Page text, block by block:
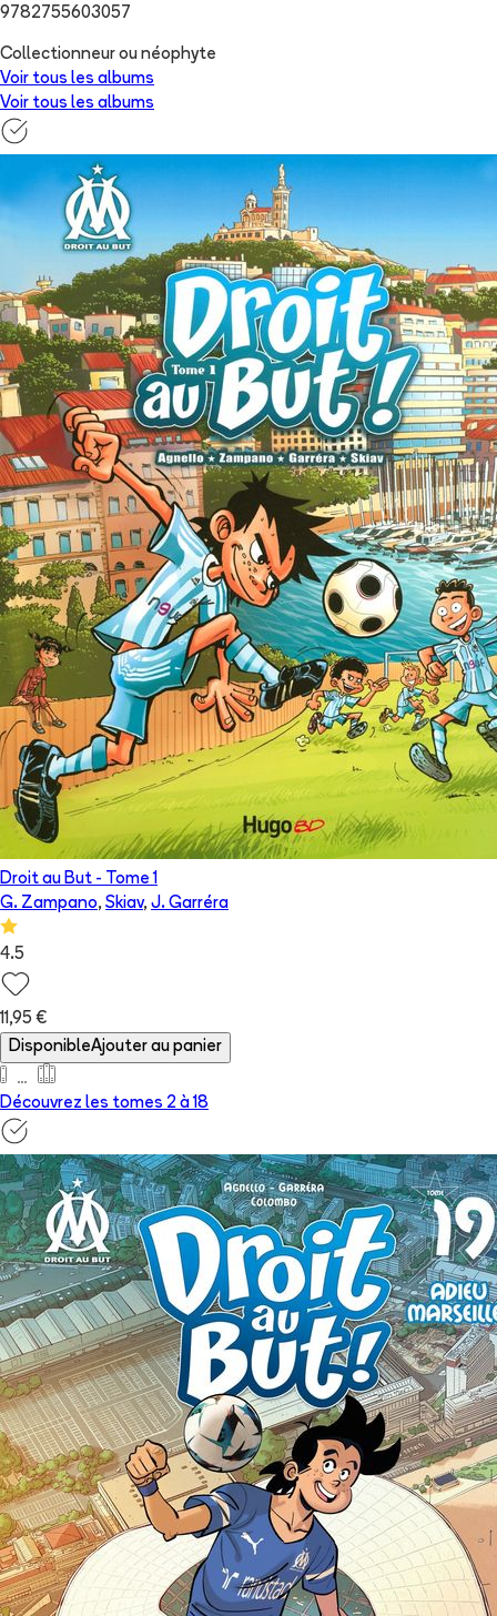
9782755603057
Collectionneur ou néophyte
Voir tous les albums
Voir tous les albums
Droit au But - Tome 1
G. Zampano, Skiav, J. Garréra
4.5
11,95 €
DisponibleAjouter au panier
Découvrez les tomes 2 à 18